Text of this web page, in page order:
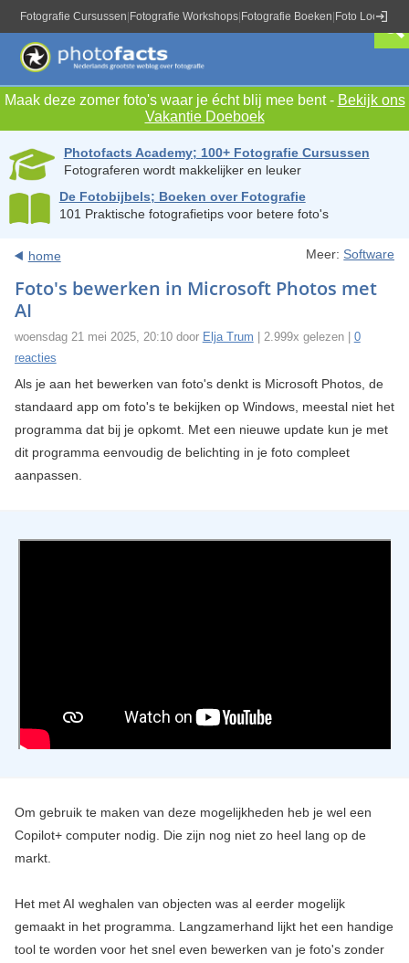
Fotografie Cursussen Fotografie Workshops Fotografie Boeken Foto Locaties
Maak deze zomer foto's waar je écht blij mee bent - Bekijk ons
Vakantie Doeboek
Photofacts Academy; 100+ Fotografie Cursussen
Fotograferen wordt makkelijker en leuker
De Fotobijbels; Boeken over Fotografie
101 Praktische fotografietips voor betere foto's
home Meer: Software
Foto's bewerken in Microsoft Photos met
AI
woensdag 21 mei 2025, 20:10 door Elja Trum | 2.999x gelezen | 0
reacties
Als je aan het bewerken van foto's denkt is Microsoft Photos, de
standaard app om foto's te bekijken op Windows, meestal niet het
programma dat bij je opkomt. Met een nieuwe update kun je met
dit programma eenvoudig de belichting in je foto compleet
aanpassen.
Om gebruik te maken van deze mogelijkheden heb je wel een
Copilot+ computer nodig. Die zijn nog niet zo heel lang op de
markt.
Het met AI weghalen van objecten was al eerder mogelijk
gemaakt in het programma. Langzamerhand lijkt het een handige
tool te worden voor het snel even bewerken van je foto's zonder